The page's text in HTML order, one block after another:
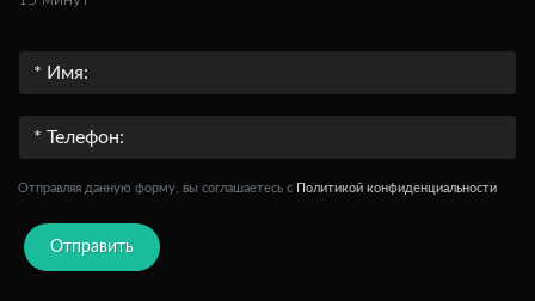
Отправляя данную форму, вы соглашаетесь c Политикой конфиденциальности
Отправить